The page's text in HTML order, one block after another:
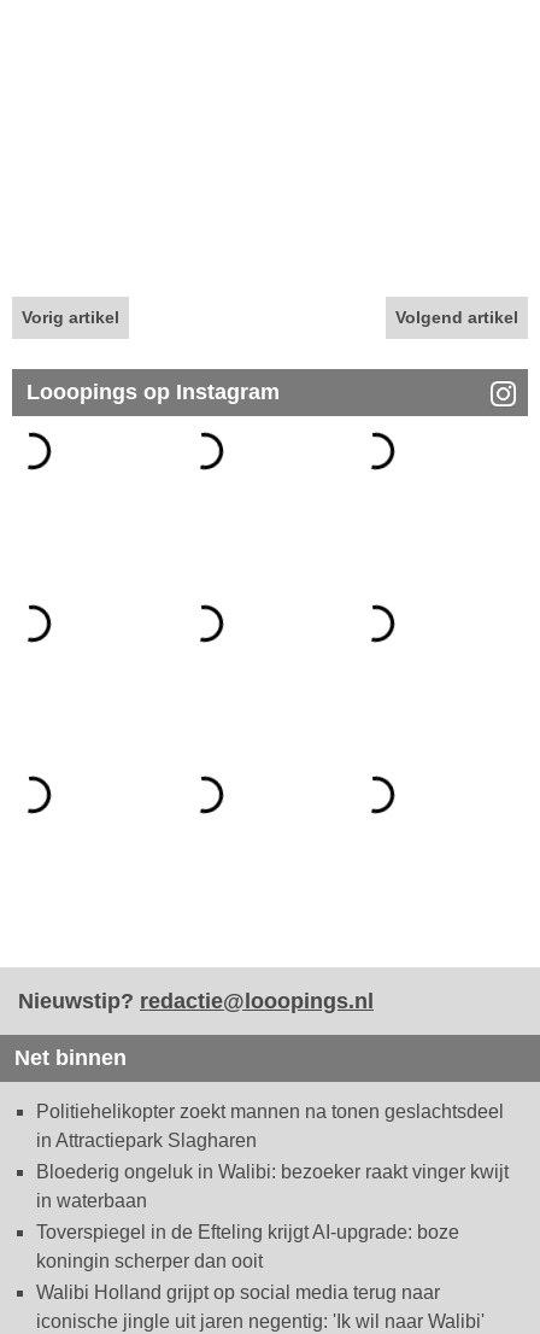
Vorig artikel Volgend artikel
Looopings op Instagram
Nieuwstip? redactie@looopings.nl
Net binnen
Politiehelikopter zoekt mannen na tonen geslachtsdeel
in Attractiepark Slagharen
Bloederig ongeluk in Walibi: bezoeker raakt vinger kwijt
in waterbaan
Toverspiegel in de Efteling krijgt AI-upgrade: boze
koningin scherper dan ooit
Walibi Holland grijpt op social media terug naar
iconische jingle uit jaren negentig: 'Ik wil naar Walibi'